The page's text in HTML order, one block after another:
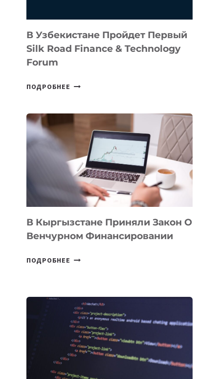
В Узбекистане Пройдет Первый
Silk Road Finance & Technology
Forum
ПОДРОБНЕЕ
FINANCE
&
TECHNOLOGY
FORUM
В Кыргызстане Приняли Закон О
Венчурном Финансировании
ПОДРОБНЕЕ
О
ВЕНЧУРНОМ
ФИНАНСИРОВАНИИ